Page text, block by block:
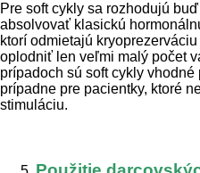
Pre soft cykly sa rozhodujú
absolvovať klasickú
ktorí odmietajú
oplodniť len veľmi malý počet
prípadoch sú soft cykly
prípadne pre pacientky, ktoré
stimuláciu.